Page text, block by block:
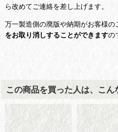
ら改めてご連絡を差し上げます。
万一製造側の廃版や納期がお客様の
をお取り消しすることができますの
この商品を買った人は、こ